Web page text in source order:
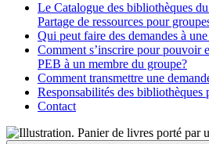
Le Catalogue des bibliothèques
Partage de ressources pour
Qui peut faire des demandes à
Comment s’inscrire pour pouvoir
PEB à un membre du groupe?
Comment transmettre une
Responsabilités des bibliothèques
Contact